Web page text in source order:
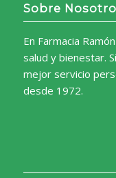
Sobre
En Farmacia
salud y bienestar.
mejor servicio
desde 1972.